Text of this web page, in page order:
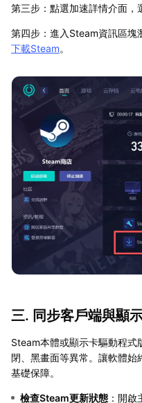
第三步：點選加速詳情介面，
第四步：進入Steam資訊區塊
下載Steam。
三. 同步客戶端與顯
Steam本體或顯示卡驅動程式
閉、黑畫面等異常。讓軟體始
基礎保障。
檢查Steam更新狀態 ：開